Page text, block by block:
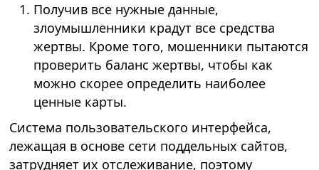
Получив все нужные данные,
злоумышленники крадут все средства
жертвы. Кроме того, мошенники пытаются
проверить баланс жертвы, чтобы как
можно скорее определить наиболее
ценные карты.
Система пользовательского интерфейса,
лежащая в основе сети поддельных сайтов,
затрудняет их отслеживание, поэтому